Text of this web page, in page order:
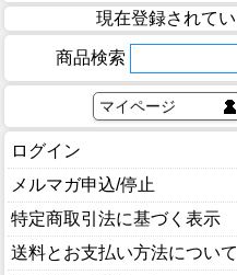
現在登録されて
商品検索
マイページ
ログイン
メルマガ申込/停止
特定商取引法に基づく表示
送料とお支払い方法について